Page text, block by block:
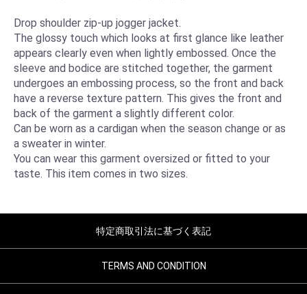
Drop​ ​shoulder​ ​zip-up​ ​jogger​ ​jacket.
The glossy touch which looks at first glance like leather
appears clearly even when lightly embossed. Once the
sleeve and bodice are stitched together, the garment
undergoes an embossing process, so the front and back
have a reverse texture pattern. This gives​ ​the​ ​front​ ​and​ ​
back​ ​of​ ​the​ ​garment​ ​a​ ​slightly​ ​different​ ​color.
Can be worn as a cardigan when the season change or as
a sweater in winter.
You​ ​can​ ​wear​ ​this​ ​garment​ ​oversized​ ​or​ ​fitted​ ​to​ ​your​ ​
taste. This​ ​item​ ​comes​ ​in​ ​two​ ​sizes.
特定商取引法に基づく表記
TERMS AND CONDITION